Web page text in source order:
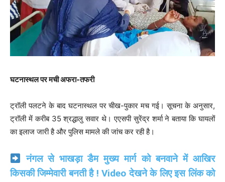
घटनास्थल पर मची अफरा-तफरी
ट्रॉली पलटने के बाद घटनास्थल पर चीख-पुकार मच गई। सूचना के अनुसार,
ट्रॉली में करीब 35 श्रद्धालु सवार थे। एएसपी सुरेंद्र शर्मा ने बताया कि घायलों
का इलाज जारी है और पुलिस मामले की जांच कर रही है।
नंगल से भाखड़ा डैम मुख्य मार्ग को बनवाने में आखिर
किसकी जिम्मेवारी बनती है ! Video देखने के लिए इस लिंक को